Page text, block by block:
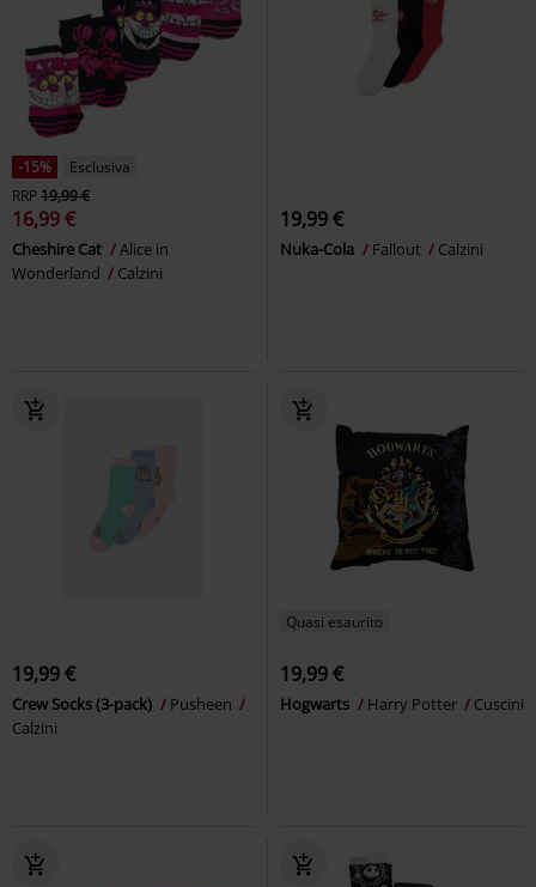
-15%
Esclusiva
RRP19,99 €
16,99 €
Cheshire Cat
Alice in
Wonderland
Calzini
19,99 €
Nuka-Cola Fallout Calzini
19,99 €
Crew Socks (3-pack)
Pusheen
Calzini
Quasi esaurito
19,99 €
Hogwarts Harry Potter Cuscini